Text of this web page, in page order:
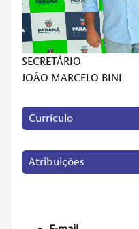
SECRETÁRIO
JOÃO MARCELO BINI
Currículo
Atribuições